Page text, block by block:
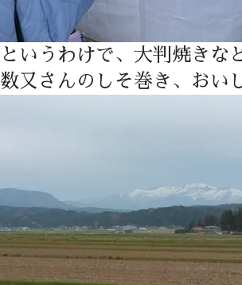
というわけで、大判焼き
数又さんのしそ巻き、おい